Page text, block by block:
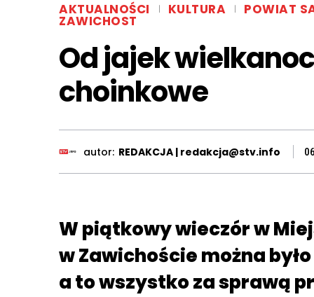
AKTUALNOŚCI KULTURA POWIAT
ZAWICHOST
Od jajek
choinkowe
autor: REDAKCJA | redakcja@stv.info
W piątkowy wieczór w
w Zawichoście można
a to wszystko za sprawą